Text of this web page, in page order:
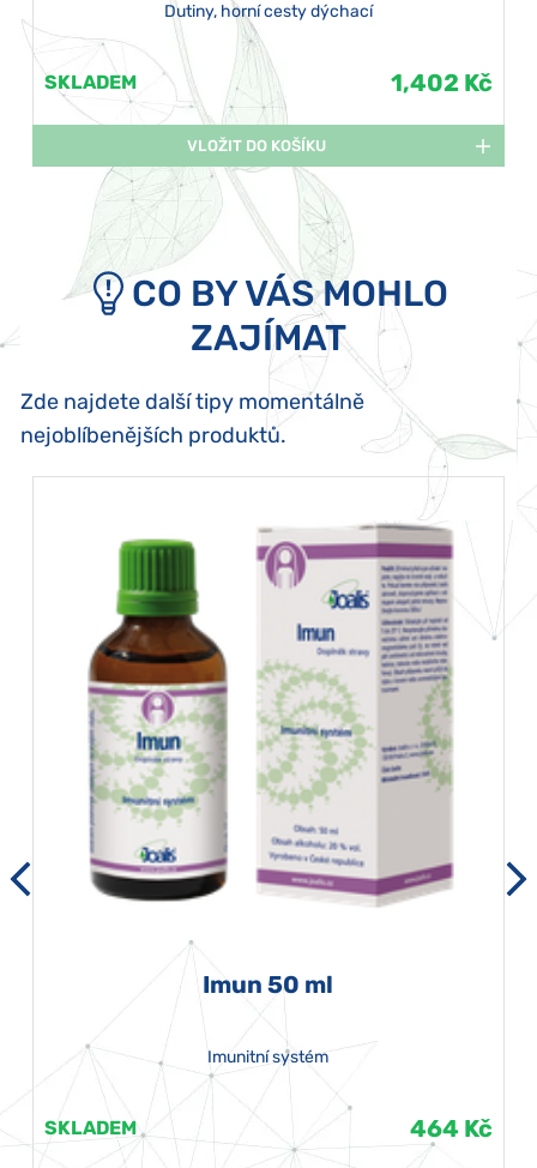
Dutiny, horní cesty dýchací
SKLADEM 1,402 Kč
VLOŽIT DO KOŠÍKU
CO BY VÁS MOHLO
ZAJÍMAT
Zde najdete další tipy momentálně
nejoblíbenějších produktů.
Imun 50 ml
Imunitní systém
SKLADEM 464 Kč